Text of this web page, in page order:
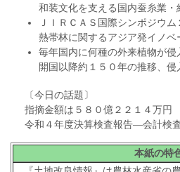
和装文化を支える国内蚕糸業・
ＪＩＲＣＡＳ国際シンポジウム
熱帯林に関するアジア発イノベ
毎年国内に何種の外来植物が侵
開国以降約１５０年の推移、
〔今日の話題〕
指摘金額は５８０億２２１４万円
令和４年度決算検査報告―会計検
本紙の特